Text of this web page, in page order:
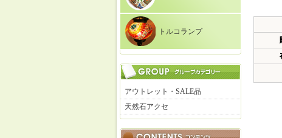
トルコランプ
アウトレット・SALE品
天然石アクセ